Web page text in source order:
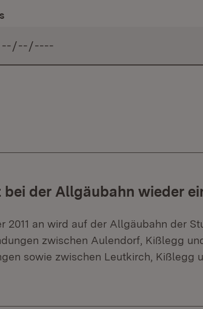
der Allgäubahn wieder
2011 an wird auf der Allgäubahn der
zwischen Aulendorf, Kißlegg
sowie zwischen Leutkirch, Kißlegg